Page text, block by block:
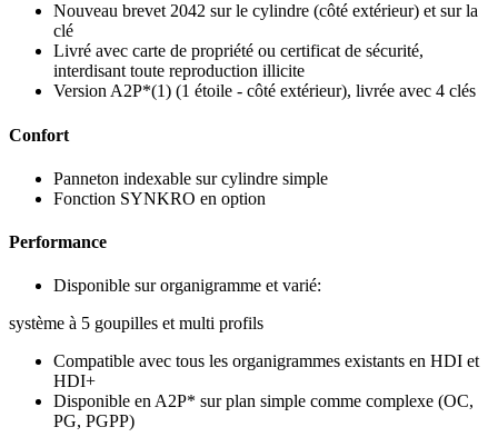
Nouveau brevet 2042 sur le cylindre (côté extérieur) et sur la
clé
Livré avec carte de propriété ou certificat de sécurité,
interdisant toute reproduction illicite
Version A2P*(1) (1 étoile - côté extérieur), livrée avec 4 clés
Confort
Panneton indexable sur cylindre simple
Fonction SYNKRO en option
Performance
Disponible sur organigramme et varié:
système à 5 goupilles et multi profils
Compatible avec tous les organigrammes existants en HDI et
HDI+
Disponible en A2P* sur plan simple comme complexe (OC,
PG, PGPP)